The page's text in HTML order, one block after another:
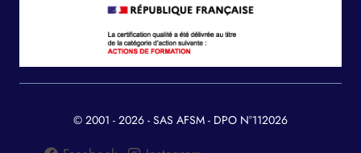
© 2001 - 2026 - SAS AFSM - DPO N°112026